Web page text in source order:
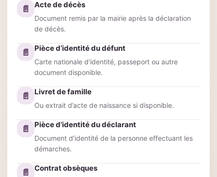
📄 Acte de décès
Document remis par la mairie après la déclaration
de décès.
📄 Pièce d’identité du défunt
Carte nationale d’identité, passeport ou autre
document disponible.
📄 Livret de famille
Ou extrait d’acte de naissance si disponible.
📄 Pièce d’identité du déclarant
Document d’identité de la personne effectuant les
démarches.
📄 Contrat obsèques